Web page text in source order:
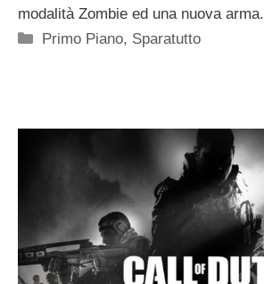
modalità Zombie ed una nuova arma.
Categorie
Primo Piano, Sparatutto